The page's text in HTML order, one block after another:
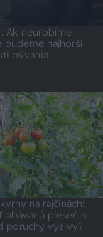
Ak neurobíme
budeme najhorší
bývania
na rajčinách:
obávanú pleseň a
poruchy výživy?